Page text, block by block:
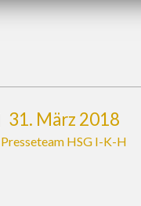
31. März 2018
Presseteam HSG I-K-H